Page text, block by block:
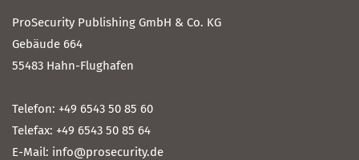
ProSecurity Publishing GmbH & Co. KG
Gebäude 664
55483 Hahn-Flughafen
Telefon: +49 6543 50 85 60
Telefax: +49 6543 50 85 64
E-Mail: info@prosecurity.de